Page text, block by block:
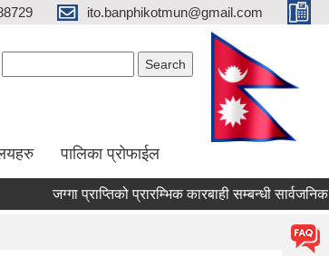
ito.banphikotmun@gmail.com
पालिका प्रोफाईल
जग्गा प्राप्तिको प्रारम्भिक कारबाही सम्बन्धी सार्वजनिक सूचना !